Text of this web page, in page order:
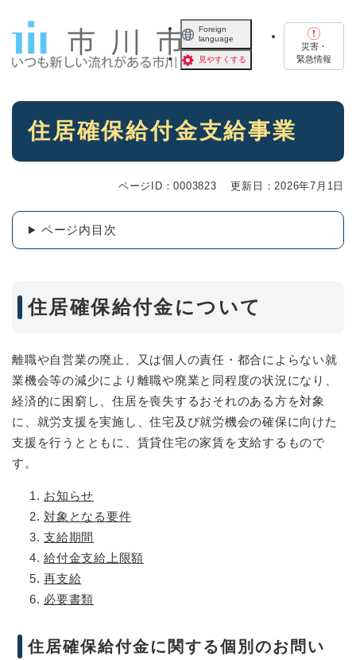
Foreign
language
見やすくする
災害・
緊急情報
本
住居確保給付金支給事業
ページID：0003823 更新日：2026年7月1日
ページ内目次
住居確保給付金について
離職や自営業の廃止、又は個人の責任・都合によらない就
業機会等の減少により離職や廃業と同程度の状況になり、
経済的に困窮し、住居を喪失するおそれのある方を対象
に、就労支援を実施し、住宅及び就労機会の確保に向けた
支援を行うとともに、賃貸住宅の家賃を支給するもので
す。
お知らせ
対象となる要件
支給期間
給付金支給上限額
再支給
必要書類
住居確保給付金に関する個別のお問い